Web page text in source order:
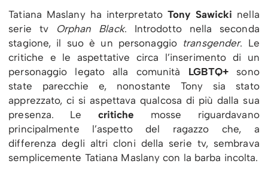
Tatiana Maslany ha interpretatoTony Sawicki nella
serie tv
Orphan Black. Introdotto nella seconda
stagione, il suo è un personaggio transgender. Le
critiche e le aspettative circa l’inserimento di un
personaggio legato alla comunità LGBTQ+ sono
state parecchie e, nonostante Tony sia stato
apprezzato, ci si aspettava qualcosa di più dalla sua
presenza. Le critiche mosse riguardavano
principalmente l’aspetto del ragazzo che, a
differenza degli altri cloni della serie tv, sembrava
semplicemente Tatiana Maslany con la barba incolta.